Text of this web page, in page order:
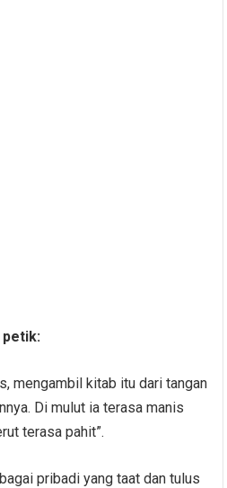
petik:
mengambil kitab itu dari tangan
Di mulut ia terasa manis
terasa pahit”.
pribadi yang taat dan tulus